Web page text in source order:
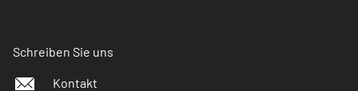
Schreiben Sie uns
Kontakt